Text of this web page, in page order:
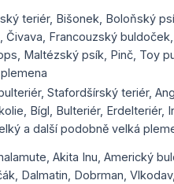
teriér, Bišonek, Boloňský
Čivava, Francouzský
Maltézský psík, Pinč, Toy
Stafordšírský teriér,
Bígl, Bulteriér, Erdelteriér,
a další podobně velká
Akita Inu, Americký
Dalmatin, Dobrman,